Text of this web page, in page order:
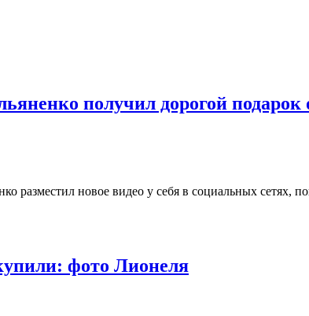
получил дорогой подарок
новое видео у себя в социальных сетях,
фото Лионеля